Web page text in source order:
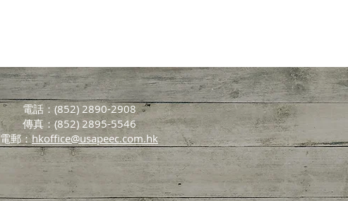
電話：(852) 2890-2908
傳真：(852) 2895-5546
電郵：hkoffice@usapeec.com.hk